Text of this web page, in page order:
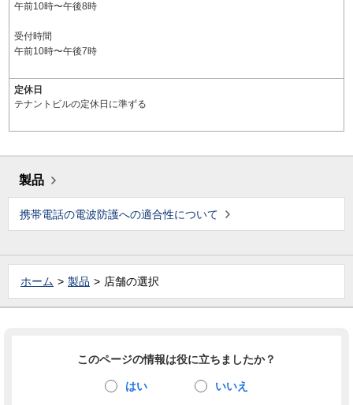
午前10時〜午後8時
受付時間
午前10時〜午後7時
定休日
テナントビルの定休日に準ずる
製品
携帯電話の電波防護への適合性について
ホーム 製品 店舗の選択
このページの情報は役に立ちましたか？
はい いいえ